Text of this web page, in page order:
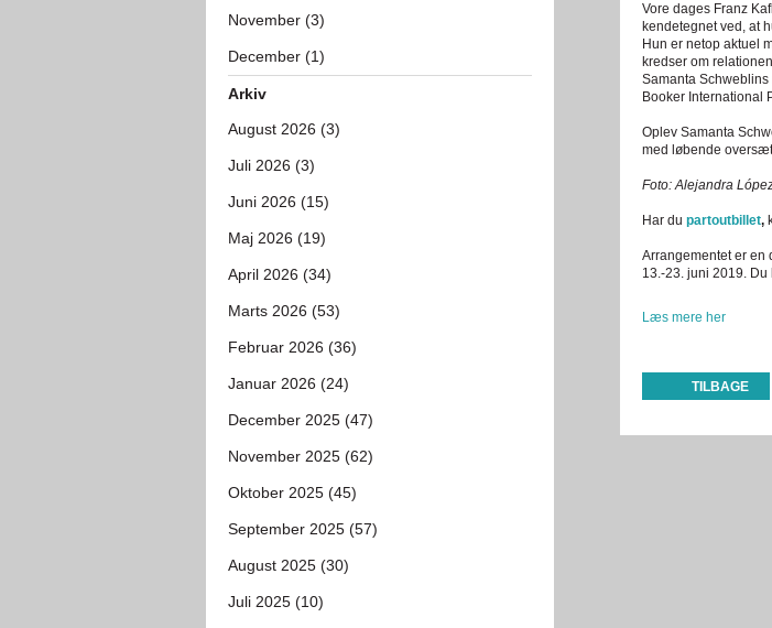
Vore dages Franz
kendetegnet ved, at
Hun er netop aktuel
kredser om
Samanta Schweblins
Booker International
Oplev Samanta
med løbende
Foto: Alejandra
Har du partoutbillet,
Arrangementet er en
13.-23. juni 2019.
Læs mere her
TILBAGE
November (3)
December (1)
Arkiv
August 2026 (3)
Juli 2026 (3)
Juni 2026 (15)
Maj 2026 (19)
April 2026 (34)
Marts 2026 (53)
Februar 2026 (36)
Januar 2026 (24)
December 2025 (47)
November 2025 (62)
Oktober 2025 (45)
September 2025 (57)
August 2025 (30)
Juli 2025 (10)